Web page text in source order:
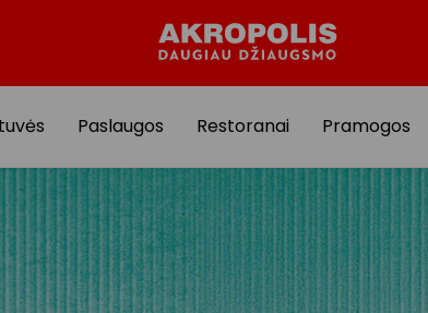
Paslaugos Restoranai Pramogos